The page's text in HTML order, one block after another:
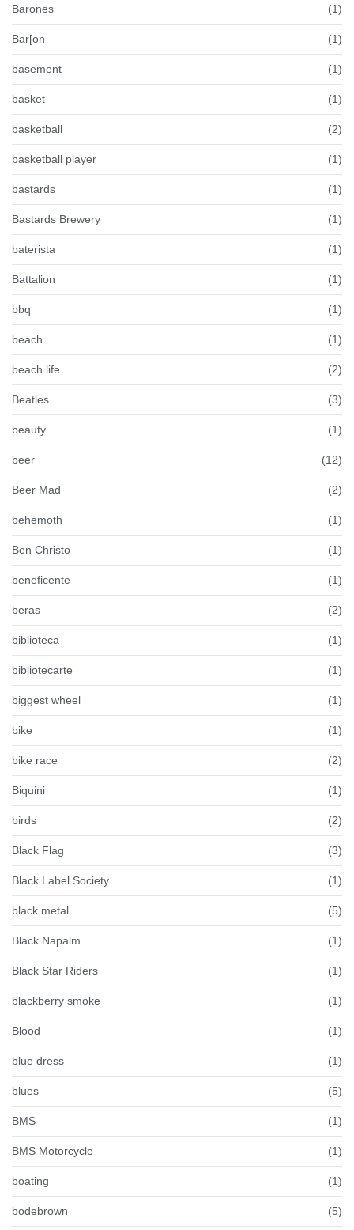
Barones (1)
Bar[on (1)
basement (1)
basket (1)
basketball (2)
basketball player (1)
bastards (1)
Bastards Brewery (1)
baterista (1)
Battalion (1)
bbq (1)
beach (1)
beach life (2)
Beatles (3)
beauty (1)
beer (12)
Beer Mad (2)
behemoth (1)
Ben Christo (1)
beneficente (1)
beras (2)
biblioteca (1)
bibliotecarte (1)
biggest wheel (1)
bike (1)
bike race (2)
Biquini (1)
birds (2)
Black Flag (3)
Black Label Society (1)
black metal (5)
Black Napalm (1)
Black Star Riders (1)
blackberry smoke (1)
Blood (1)
blue dress (1)
blues (5)
BMS (1)
BMS Motorcycle (1)
boating (1)
bodebrown (5)